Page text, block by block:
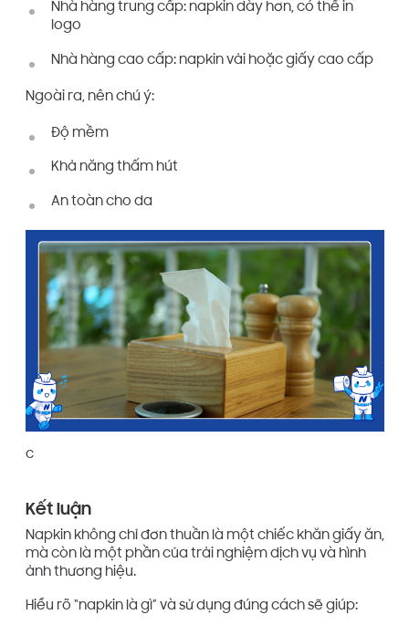
Nhà hàng trung cấp: napkin dày hơn, có thể in
logo
Nhà hàng cao cấp: napkin vải hoặc giấy cao cấp
Ngoài ra, nên chú ý:
Độ mềm
Khả năng thấm hút
An toàn cho da
c
Kết luận
Napkin không chỉ đơn thuần là một chiếc khăn giấy ăn,
mà còn là một phần của trải nghiệm dịch vụ và hình
ảnh thương hiệu.
Hiểu rõ “napkin là gì” và sử dụng đúng cách sẽ giúp: